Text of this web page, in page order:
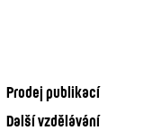
Prodej publikací
Další vzdělávání